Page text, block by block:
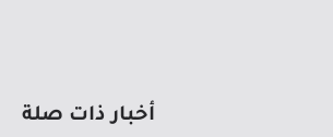
أخبار ذات صلة